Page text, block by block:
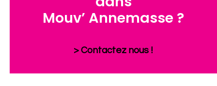
Mouv’ Annemasse ?
> Contactez nous !